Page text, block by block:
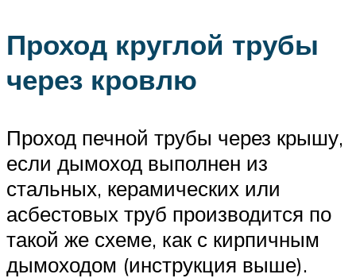
Проход круглой трубы
через кровлю
Проход печной трубы через крышу,
если дымоход выполнен из
стальных, керамических или
асбестовых труб производится по
такой же схеме, как с кирпичным
дымоходом (инструкция выше).